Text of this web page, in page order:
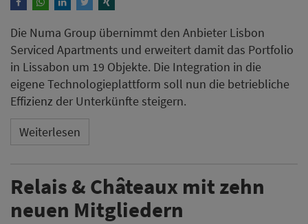
Die Numa Group übernimmt den Anbieter Lisbon
Serviced Apartments und erweitert damit das Portfolio
in Lissabon um 19 Objekte. Die Integration in die
eigene Technologieplattform soll nun die betriebliche
Effizienz der Unterkünfte steigern.
Weiterlesen
Relais & Châteaux mit zehn
neuen Mitgliedern